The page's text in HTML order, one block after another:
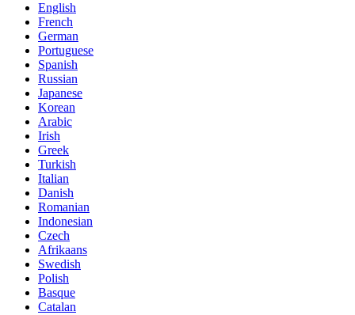
English
French
German
Portuguese
Spanish
Russian
Japanese
Korean
Arabic
Irish
Greek
Turkish
Italian
Danish
Romanian
Indonesian
Czech
Afrikaans
Swedish
Polish
Basque
Catalan